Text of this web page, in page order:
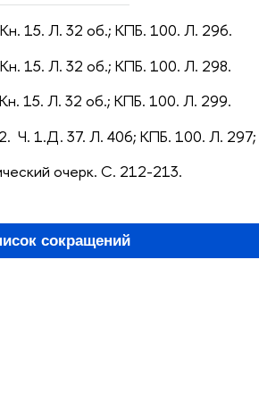
15. Л. 32 об.; КПБ. 100. Л. 296.
15. Л. 32 об.; КПБ. 100. Л. 298.
15. Л. 32 об.; КПБ. 100. Л. 299.
Ч. 1.Д. 37. Л. 406; КПБ. 100. Л. 297;
очерк. С. 212-213.
сокращений